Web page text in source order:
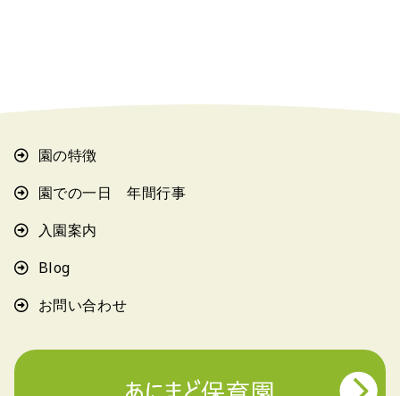
園の特徴
園での一日 年間行事
入園案内
Blog
お問い合わせ